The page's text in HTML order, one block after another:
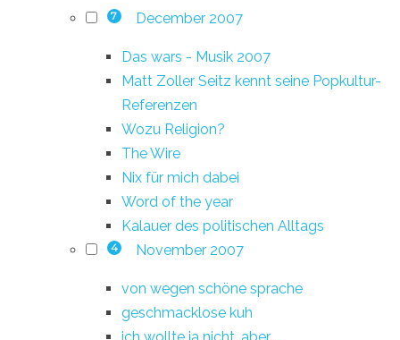
7 December 2007
Das wars - Musik 2007
Matt Zoller Seitz kennt seine Popkultur-
Referenzen
Wozu Religion?
The Wire
Nix für mich dabei
Word of the year
Kalauer des politischen Alltags
4 November 2007
von wegen schöne sprache
geschmacklose kuh
ich wollte ja nicht, aber…